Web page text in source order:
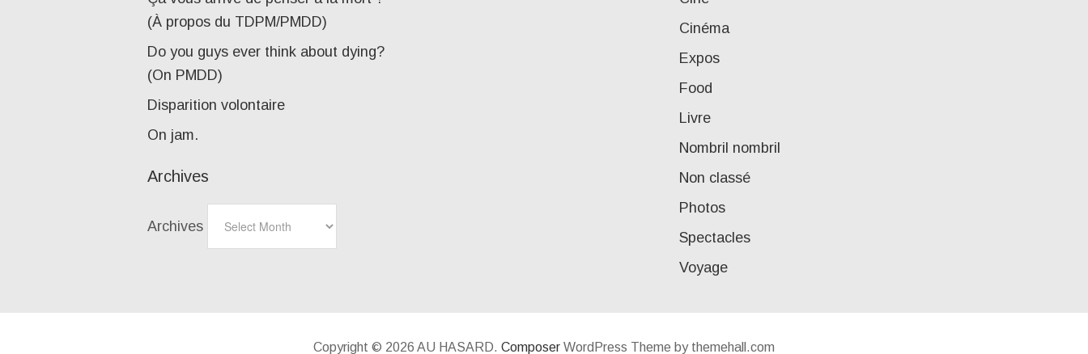
(À propos du TDPM/PMDD)
Do you guys ever think about dying?
(On PMDD)
Disparition volontaire
On jam.
Archives
Archives
Cinéma
Expos
Food
Livre
Nombril nombril
Non classé
Photos
Spectacles
Voyage
Copyright © 2026 AU HASARD. Composer WordPress Theme by themehall.com